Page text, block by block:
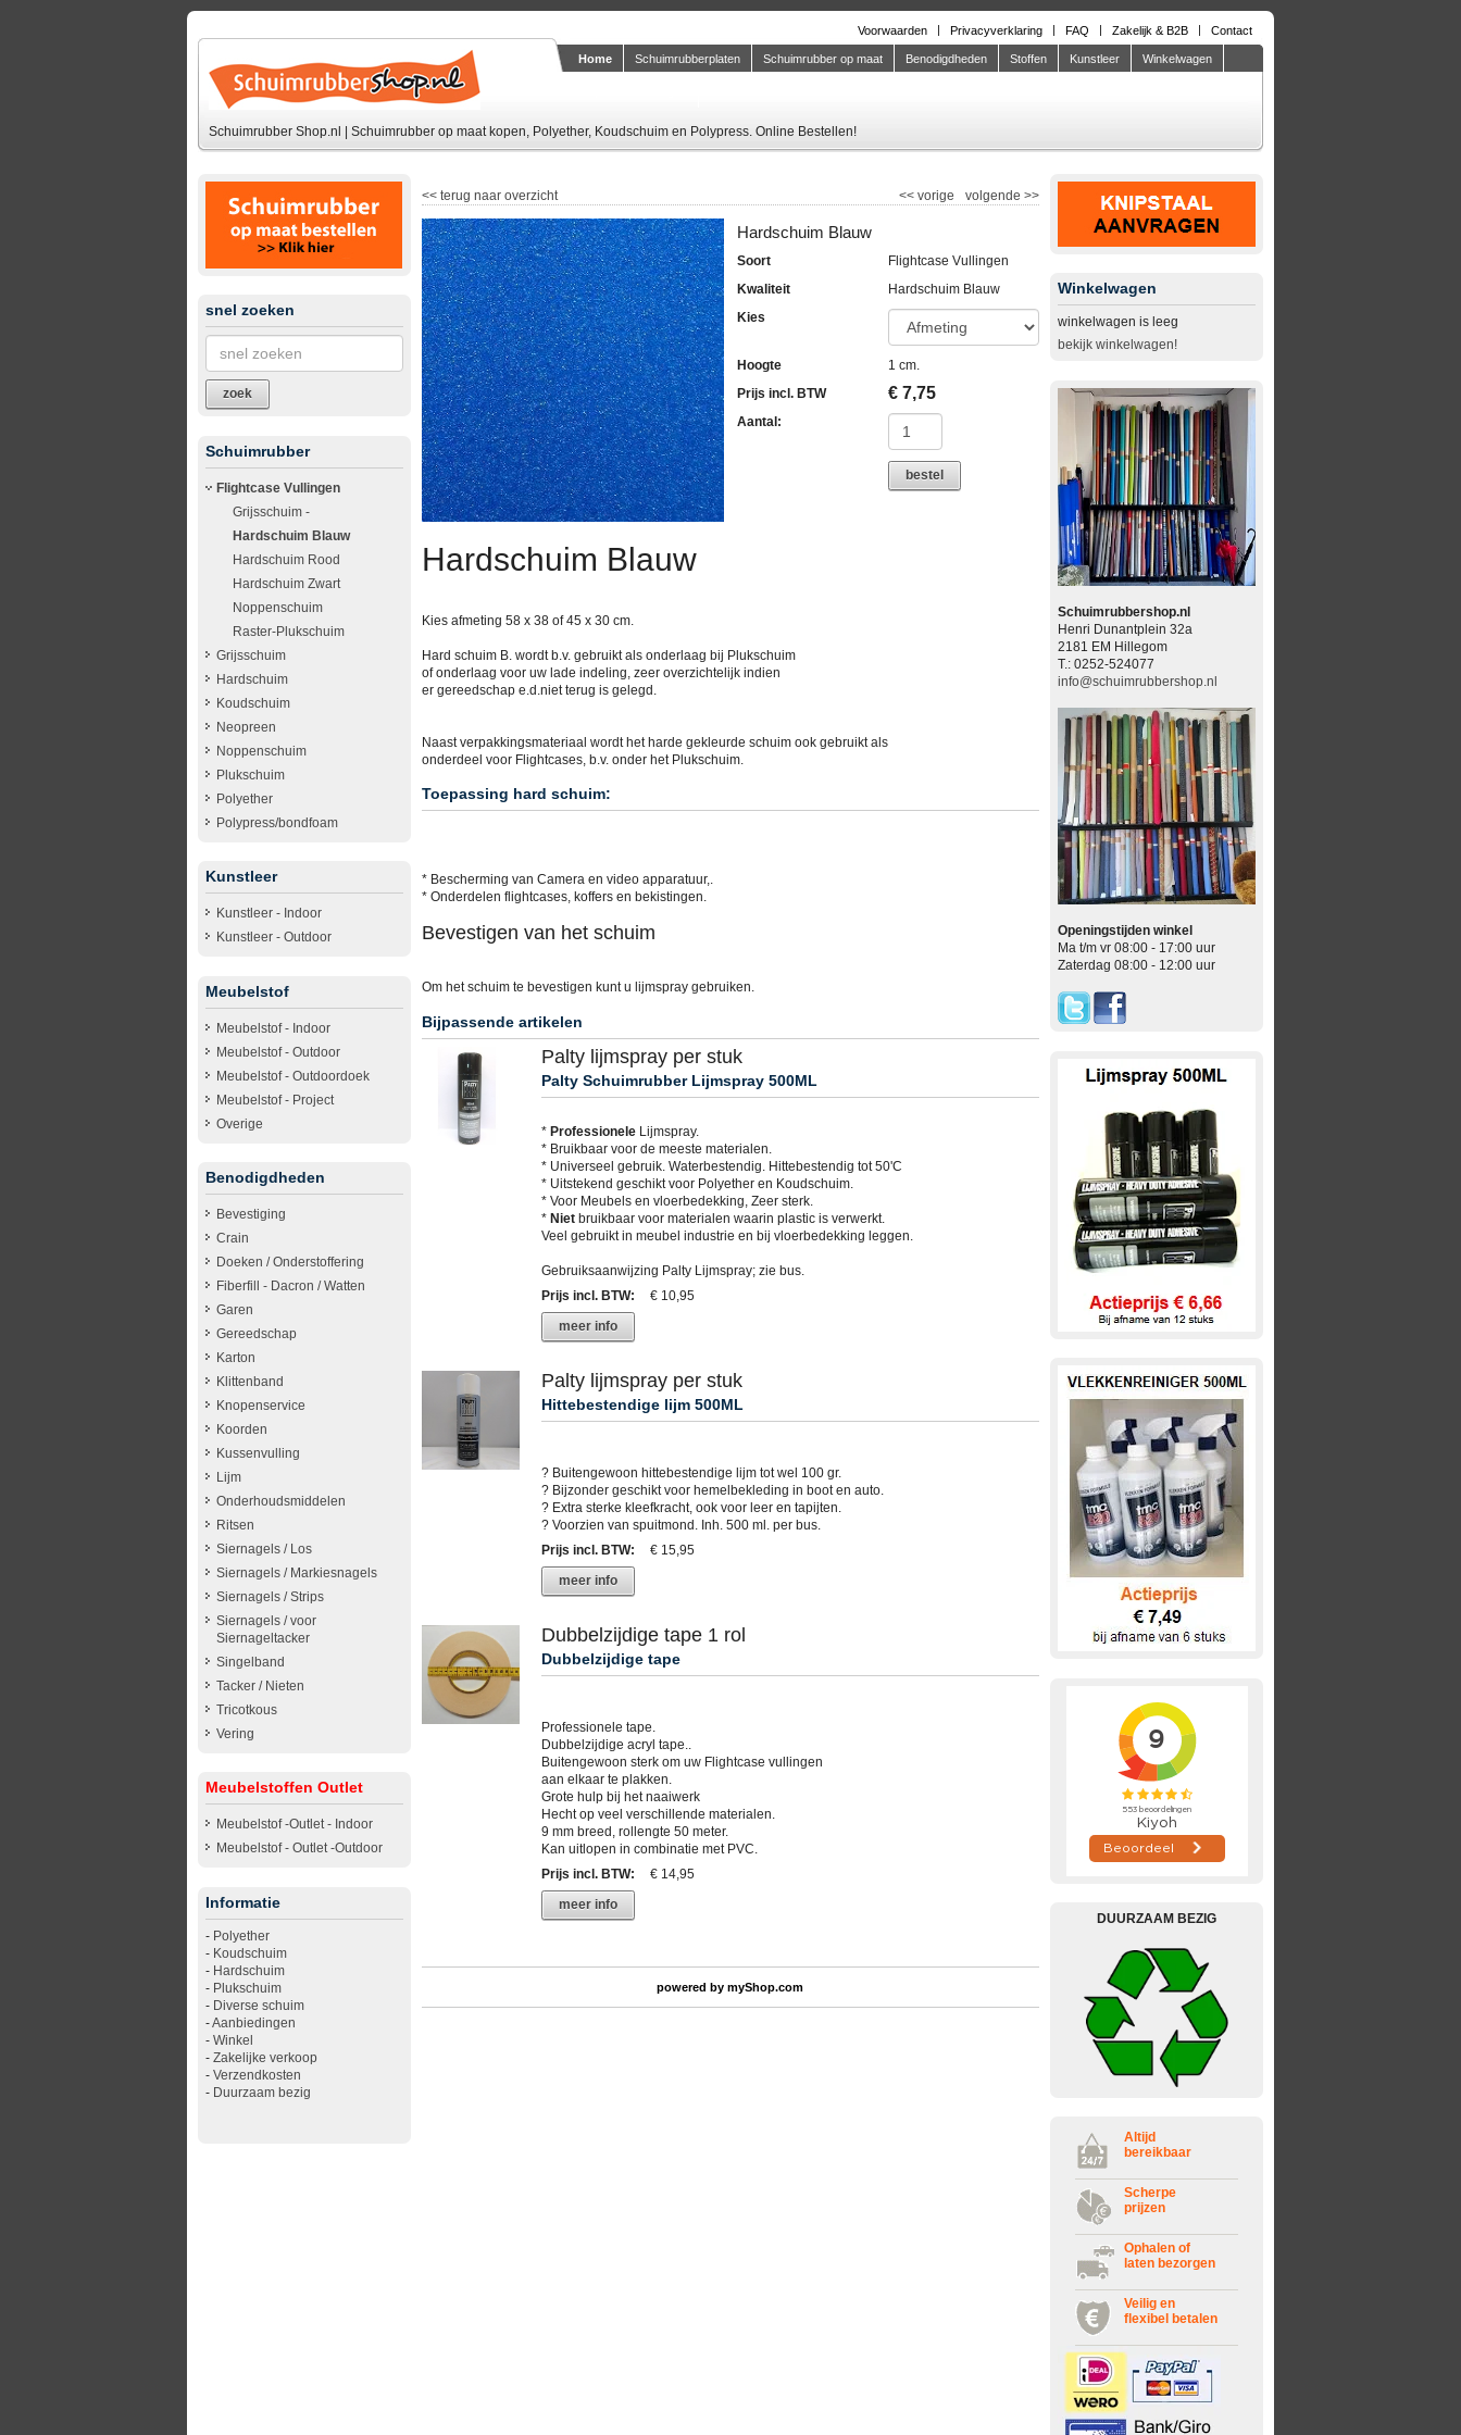
Voorwaarden Privacyverklaring FAQ Zakelijk & B2B Contact
Schuimrubber Shop.nl | Schuimrubber op maat kopen, Polyether, Koudschuim en Polypress. Online Bestellen!
Home Schuimrubberplaten Schuimrubber op maat Benodigdheden Stoffen Kunstleer Winkelwagen
snel zoeken
zoek
Schuimrubber
Flightcase Vullingen
Grijsschuim -
Hardschuim Blauw
Hardschuim Rood
Hardschuim Zwart
Noppenschuim
Raster-Plukschuim
Grijsschuim
Hardschuim
Koudschuim
Neopreen
Noppenschuim
Plukschuim
Polyether
Polypress/bondfoam
Kunstleer
Kunstleer - Indoor
Kunstleer - Outdoor
Meubelstof
Meubelstof - Indoor
Meubelstof - Outdoor
Meubelstof - Outdoordoek
Meubelstof - Project
Overige
Benodigdheden
Bevestiging
Crain
Doeken / Onderstoffering
Fiberfill - Dacron / Watten
Garen
Gereedschap
Karton
Klittenband
Knopenservice
Koorden
Kussenvulling
Lijm
Onderhoudsmiddelen
Ritsen
Siernagels / Los
Siernagels / Markiesnagels
Siernagels / Strips
Siernagels / voor
Siernageltacker
Singelband
Tacker / Nieten
Tricotkous
Vering
Meubelstoffen Outlet
Meubelstof -Outlet - Indoor
Meubelstof - Outlet -Outdoor
Informatie
- Polyether
- Koudschuim
- Hardschuim
- Plukschuim
- Diverse schuim
-Aanbiedingen
- Winkel
- Zakelijke verkoop
- Verzendkosten
- Duurzaam bezig
<< terug naar overzicht volgende >>
<<vorige
Hardschuim Blauw
Soort
Flightcase Vullingen
Kwaliteit
Hardschuim Blauw
Kies
Hoogte
1 cm.
Prijs incl. BTW
€ 7,75
Aantal:
bestel
Hardschuim Blauw
Kies afmeting 58 x 38 of 45 x 30 cm.
Hard schuim B. wordt b.v. gebruikt als onderlaag bij Plukschuim
of onderlaag voor uw lade indeling, zeer overzichtelijk indien
er gereedschap e.d.niet terug is gelegd.
Naast verpakkingsmateriaal wordt het harde gekleurde schuim ook gebruikt als
onderdeel voor Flightcases, b.v. onder het Plukschuim.
Toepassing hard schuim:
* Bescherming van Camera en video apparatuur,.
* Onderdelen flightcases, koffers en bekistingen.
Bevestigen van het schuim
Om het schuim te bevestigen kunt u lijmspray gebruiken.
Bijpassende artikelen
Palty lijmspray per stuk
Palty Schuimrubber Lijmspray 500ML
* ProfessioneleLijmspray.
* Bruikbaar voor de meeste materialen.
* Universeel gebruik. Waterbestendig. Hittebestendig tot 50'C
* Uitstekend geschikt voor Polyether en Koudschuim.
* Voor Meubels en vloerbedekking, Zeer sterk.
* Nietbruikbaar voor materialen waarin plastic is verwerkt.
Veel gebruikt in meubel industrie en bij vloerbedekking leggen.
Gebruiksaanwijzing Palty Lijmspray; zie bus.
Prijs incl. BTW:
€ 10,95
meer info
Palty lijmspray per stuk
Hittebestendige lijm 500ML
? Buitengewoon hittebestendige lijm tot wel 100 gr.
? Bijzonder geschikt voor hemelbekleding in boot en auto.
? Extra sterke kleefkracht, ook voor leer en tapijten.
? Voorzien van spuitmond. Inh. 500 ml. per bus.
Prijs incl. BTW:
€ 15,95
meer info
Dubbelzijdige tape 1 rol
Dubbelzijdige tape
Professionele tape.
Dubbelzijdige acryl tape..
Buitengewoon sterk om uw Flightcase vullingen
aan elkaar te plakken.
Grote hulp bij het naaiwerk
Hecht op veel verschillende materialen.
9 mm breed, rollengte 50 meter.
Kan uitlopen in combinatie met PVC.
Prijs incl. BTW:
€ 14,95
meer info
powered bymyShop.com
Winkelwagen
winkelwagen is leeg
bekijk winkelwagen!
Schuimrubbershop.nl
Henri Dunantplein 32a
2181 EM Hillegom
T.: 0252-524077
info@schuimrubbershop.nl
Openingstijden winkel
Ma t/m vr 08:00 - 17:00 uur
Zaterdag 08:00 - 12:00 uur
DUURZAAM BEZIG
Altijd
bereikbaar
Scherpe
prijzen
Ophalen of
laten bezorgen
Veilig en
flexibel betalen